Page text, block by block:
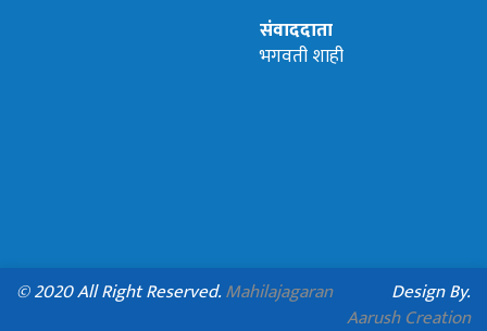
संवाददाता
भगवती शाही
© 2020 All Right Reserved.Mahilajagaran
Design By.
Aarush Creation